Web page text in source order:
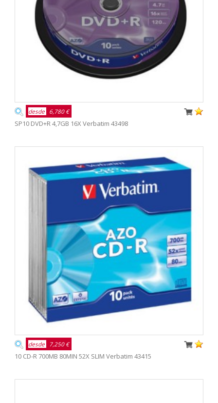
desde 6,780 €
SP10 DVD+R 4,7GB 16X Verbatim 43498
desde 7,250 €
10 CD-R 700MB 80MIN 52X SLIM Verbatim 43415